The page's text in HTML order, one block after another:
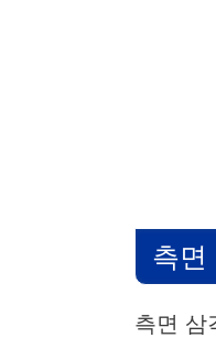
측면
측면 삼